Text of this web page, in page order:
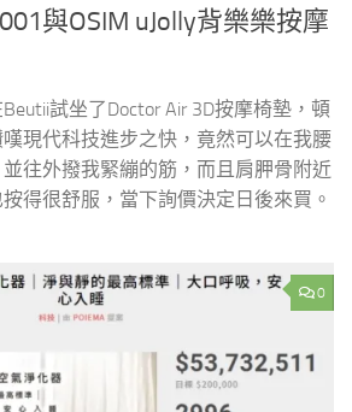
與OSIM uJolly背樂樂按摩
試坐了Doctor Air 3D按摩椅墊，頓
現代科技進步之快，竟然可以在我腰
往外撥我緊繃的筋，而且肩胛骨附近
得很舒服，當下詢價決定日後來買。
0